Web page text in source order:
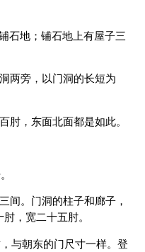
石地；铺石地上有屋子三
两旁，以门洞的长短为
肘，东面北面都是如此。
间。门洞的柱子和廊子，
，宽二十五肘。
与朝东的门尺寸一样。登